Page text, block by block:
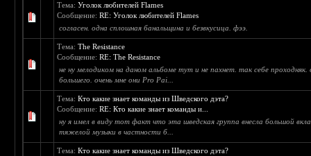
Тема:Уголок любителей Flames
Сообщение:RE: Уголок любителей Flames
согласен. одна сплошная банальщина и безвкусица. фээ.
Тема:The Resistance
Сообщение:RE: The Resistance
не ну мелодиком на даном альбоме тут и не пахнет. так себе
большего. очень мне они Pro Pai...
Тема:Кто какие знает команды из Шведского дэта?
Сообщение:RE: Кто какие знает команды и...
ну я имел в виду тот факт что эта шведская группа внесла большой
тяжелой музыки в частности б...
Тема:Кто какие знает команды из Шведского дэта?